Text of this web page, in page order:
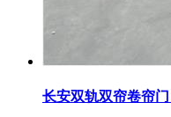
长安双轨双帘卷帘